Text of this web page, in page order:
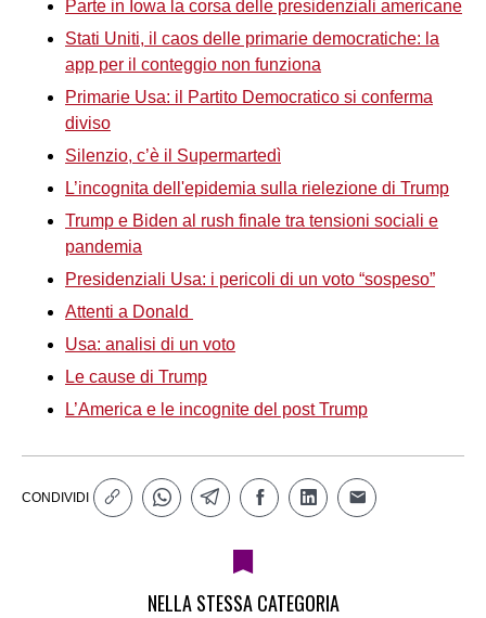
Parte in Iowa la corsa delle presidenziali americane
Stati Uniti, il caos delle primarie democratiche: la
app per il conteggio non funziona
Primarie Usa: il Partito Democratico si conferma
diviso
Silenzio, c’è il Supermartedì
L’incognita dell'epidemia sulla rielezione di Trump
Trump e Biden al rush finale tra tensioni sociali e
pandemia
Presidenziali Usa: i pericoli di un voto “sospeso”
Attenti a Donald
Usa: analisi di un voto
Le cause di Trump
L’America e le incognite del post Trump
CONDIVIDI
NELLA STESSA CATEGORIA